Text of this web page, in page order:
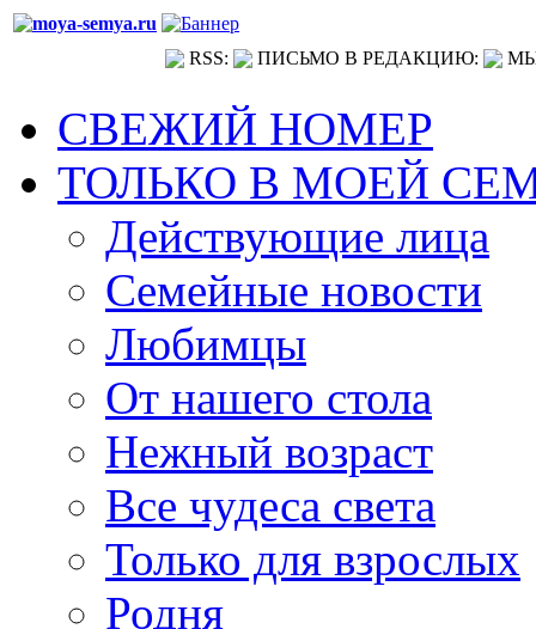
RSS: ПИСЬМО В РЕДАКЦИЮ:
СВЕЖИЙ НОМЕР
ТОЛЬКО В МОЕЙ
Действующие лица
Семейные новости
Любимцы
От нашего стола
Нежный возраст
Все чудеса света
Только для взрослых
Родня